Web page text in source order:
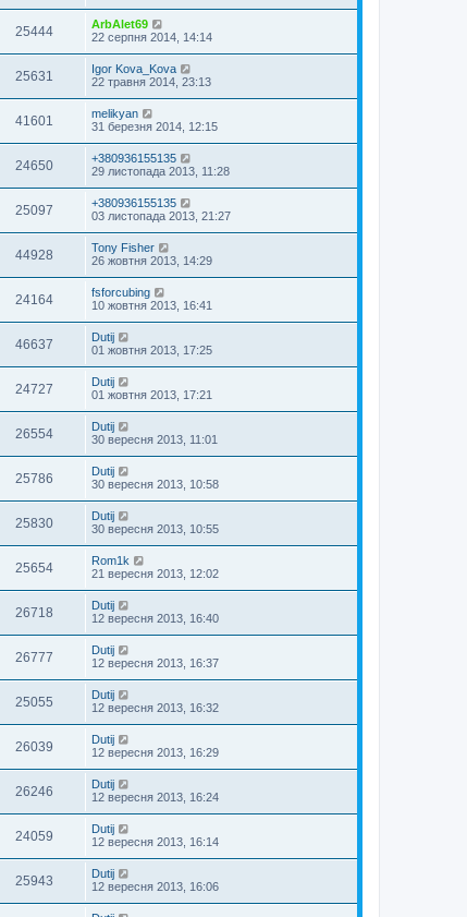
25444
ArbAlet69
22 серпня 2014, 14:14
25631
Igor Kova_Kova
22 травня 2014, 23:13
41601
melikyan
31 березня 2014, 12:15
24650
+380936155135
29 листопада 2013, 11:28
25097
+380936155135
03 листопада 2013, 21:27
44928
Tony Fisher
26 жовтня 2013, 14:29
24164
fsforcubing
10 жовтня 2013, 16:41
46637
Dutij
01 жовтня 2013, 17:25
24727
Dutij
01 жовтня 2013, 17:21
26554
Dutij
30 вересня 2013, 11:01
25786
Dutij
30 вересня 2013, 10:58
25830
Dutij
30 вересня 2013, 10:55
25654
Rom1k
21 вересня 2013, 12:02
26718
Dutij
12 вересня 2013, 16:40
26777
Dutij
12 вересня 2013, 16:37
25055
Dutij
12 вересня 2013, 16:32
26039
Dutij
12 вересня 2013, 16:29
26246
Dutij
12 вересня 2013, 16:24
24059
Dutij
12 вересня 2013, 16:14
25943
Dutij
12 вересня 2013, 16:06